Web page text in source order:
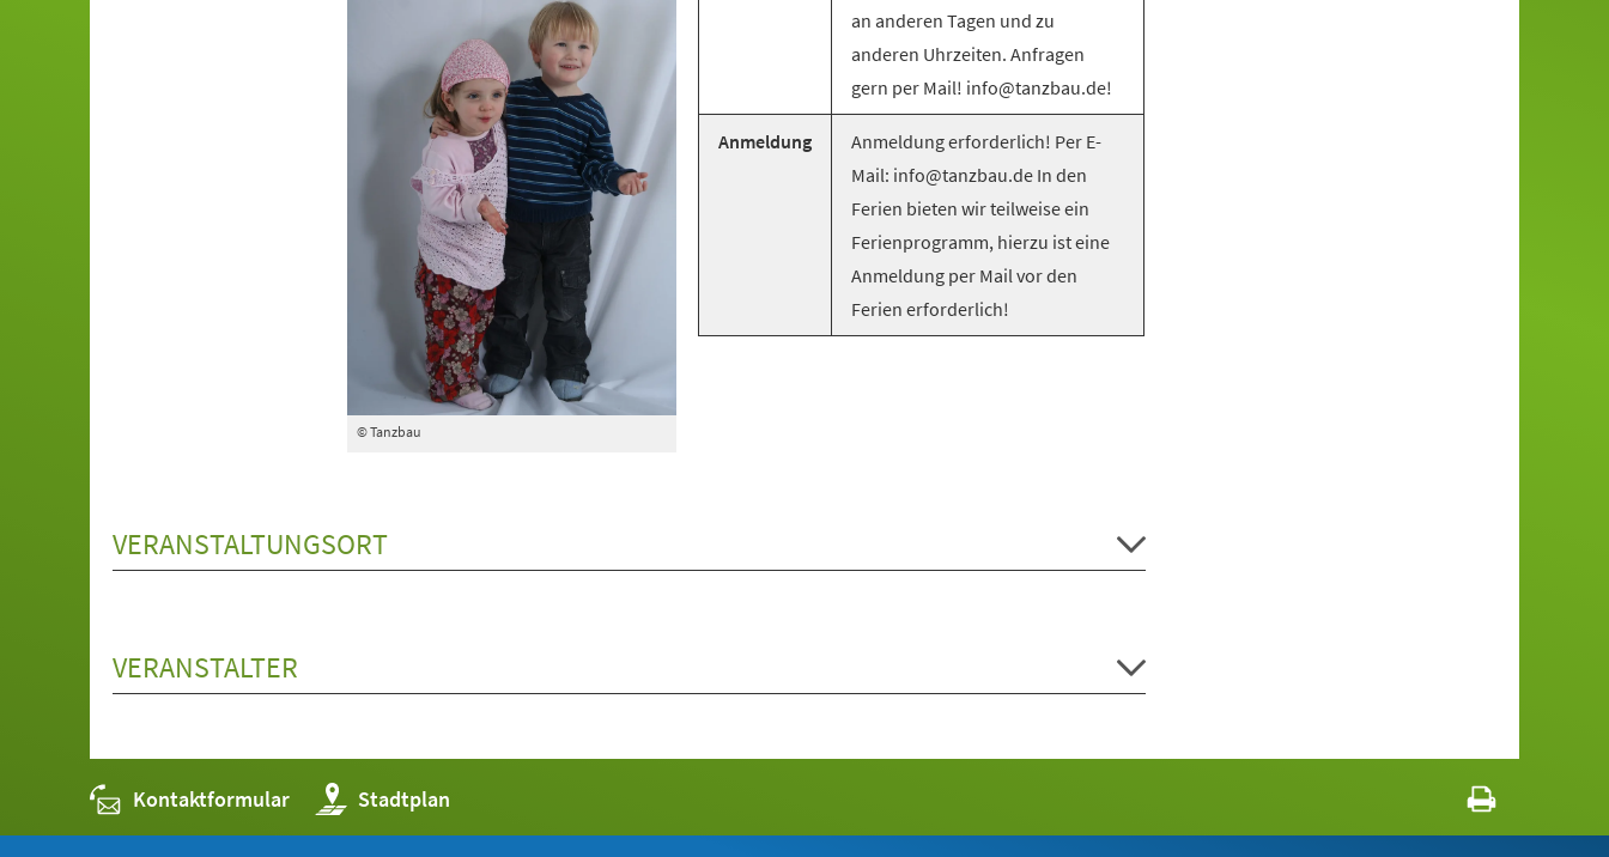
© Tanzbau
an anderen Tagen und zu
anderen Uhrzeiten. Anfragen
gern per Mail! info@tanzbau.de!
Anmeldung
Anmeldung erforderlich! Per E-
Mail: info@tanzbau.de In den
Ferien bieten wir teilweise ein
Ferienprogramm, hierzu ist eine
Anmeldung per Mail vor den
Ferien erforderlich!
VERANSTALTUNGSORT
VERANSTALTER
Kontaktformular Stadtplan
(Öffnet
in
einem